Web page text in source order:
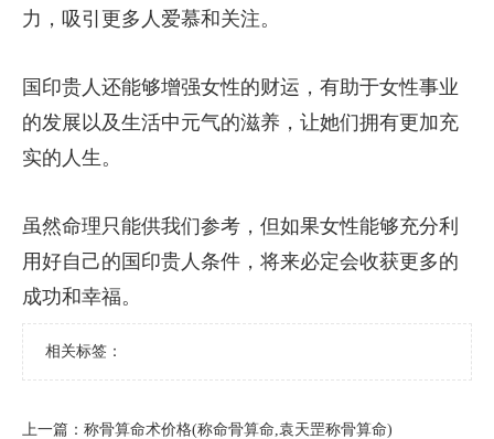
力，吸引更多人爱慕和关注。
国印贵人还能够增强女性的财运，有助于女性事业
的发展以及生活中元气的滋养，让她们拥有更加充
实的人生。
虽然命理只能供我们参考，但如果女性能够充分利
用好自己的国印贵人条件，将来必定会收获更多的
成功和幸福。
相关标签：
上一篇： ​称骨算命术价格(称命骨算命,袁天罡称骨算命)